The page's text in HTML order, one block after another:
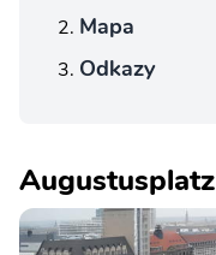
Mapa
Odkazy
Augustusplatz